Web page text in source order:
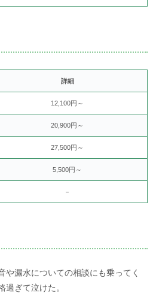
詳細
12,100円～
20,900円～
27,500円～
5,500円～
－
や漏水についての相談にも乗ってく
過ぎて泣けた。